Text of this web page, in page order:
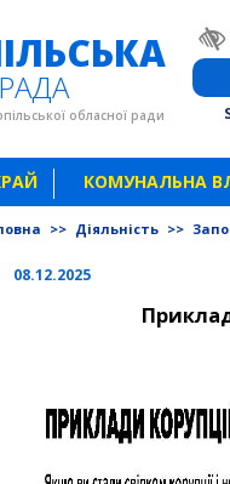
обласної ради
КОМУНАЛЬНА
>> Діяльність >>
08.12.2025